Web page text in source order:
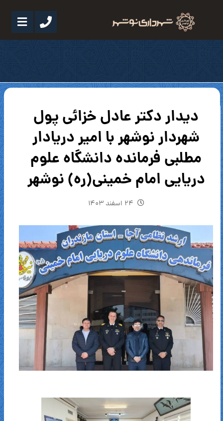
دیدار دکتر عادل خزائی پول
شهردار نوشهر با امیر دریادار
مطلبی فرمانده دانشگاه علوم
دریایی امام خمینی(ره) نوشهر
۲۴ اسفند ۱۴۰۳